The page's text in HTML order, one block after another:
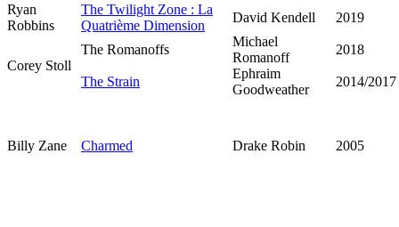
Ryan
Robbins
The Twilight Zone : La
Quatrième Dimension
David Kendell 2019
Corey Stoll
The Romanoffs
Michael
Romanoff
2018
The Strain
Ephraim
Goodweather
2014/2017
Billy Zane Charmed Drake Robin 2005